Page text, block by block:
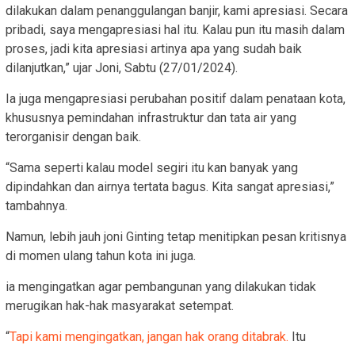
dilakukan dalam penanggulangan banjir, kami apresiasi. Secara
pribadi, saya mengapresiasi hal itu. Kalau pun itu masih dalam
proses, jadi kita apresiasi artinya apa yang sudah baik
dilanjutkan,” ujar Joni, Sabtu (27/01/2024).
Ia juga mengapresiasi perubahan positif dalam penataan kota,
khususnya pemindahan infrastruktur dan tata air yang
terorganisir dengan baik.
“Sama seperti kalau model segiri itu kan banyak yang
dipindahkan dan airnya tertata bagus. Kita sangat apresiasi,”
tambahnya.
Namun, lebih jauh joni Ginting tetap menitipkan pesan kritisnya
di momen ulang tahun kota ini juga.
ia mengingatkan agar pembangunan yang dilakukan tidak
merugikan hak-hak masyarakat setempat.
“Tapi kami mengingatkan, jangan hak orang ditabrak. Itu